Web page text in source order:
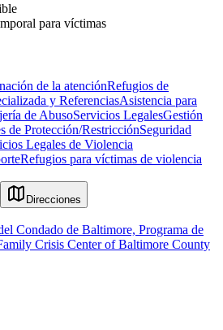
para víctimas
de la atenciónRefugios de
y ReferenciasAsistencia para
de AbusoServicios LegalesGestión
de Protección/RestricciónSeguridad
Legales de Violencia
Refugios para víctimas de violencia
Direcciones
Condado de Baltimore, Programa de
Crisis Center of Baltimore County